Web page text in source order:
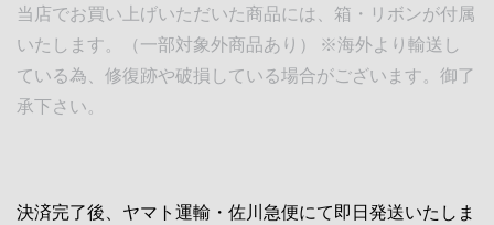
当店でお買い上げいただいた商品には、箱・リボンが付属
いたします。（一部対象外商品あり） ※海外より輸送し
ている為、修復跡や破損している場合がございます。御了
承下さい。
決済完了後、ヤマト運輸・佐川急便にて即日発送いたしま